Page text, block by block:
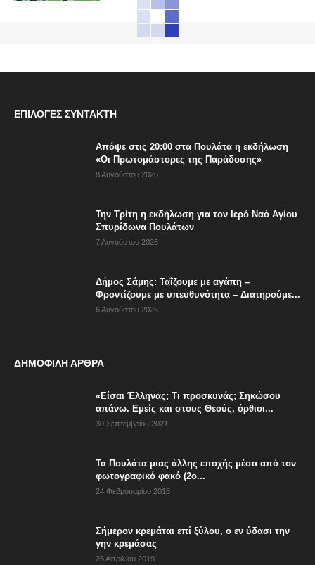
ΕΠΙΛΟΓΈΣ ΣΥΝΤΆΚΤΗ
Απόψε στις 20:00 στα Πουλάτα η εκδήλωση
«Οι Πρωτομάστορες της Παράδοσης»
8 Αυγούστου 2026
Την Τρίτη η εκδήλωση για τον Ιερό Ναό Αγίου
Σπυρίδωνα Πουλάτων
7 Αυγούστου 2026
Δήμος Σάμης: Ταΐζουμε με αγάπη –
Φροντίζουμε με υπευθυνότητα – Διατηρούμε...
6 Αυγούστου 2026
ΔΗΜΟΦΙΛΗ ΑΡΘΡΑ
«Είσαι Έλληνας; Τι προσκυνάς; Σηκώσου
απάνω. Εμείς και στους Θεούς, όρθιοι...
30 Σεπτεμβρίου 2021
Τα Πουλάτα μιας άλλης εποχής μέσα από τον
φωτογραφικό φακό (2ο...
24 Φεβρουαρίου 2018
Σήμερον κρεμάται επί ξύλου, ο εν ύδασι την
γην κρεμάσας
25 Απριλίου 2019